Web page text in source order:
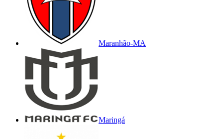
Maranhão-MA
Maringá